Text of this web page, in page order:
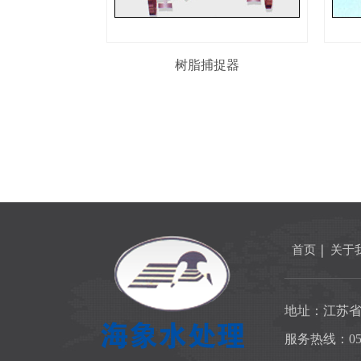
树脂捕捉器
首页 关于
地址：江苏
服务热线：